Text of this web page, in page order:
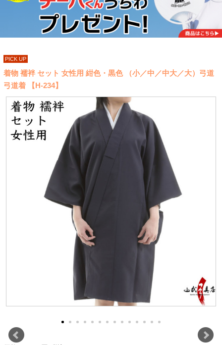
PICK UP
着物 襦袢 セット 女性用 紺色・黒色 （小／中／中大／大）弓道
弓道着 【H-234】